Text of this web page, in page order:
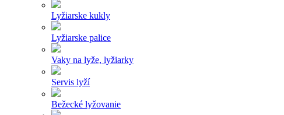
Lyžiarske kukly
Lyžiarske palice
Vaky na lyže, lyžiarky
Servis lyží
Bežecké lyžovanie